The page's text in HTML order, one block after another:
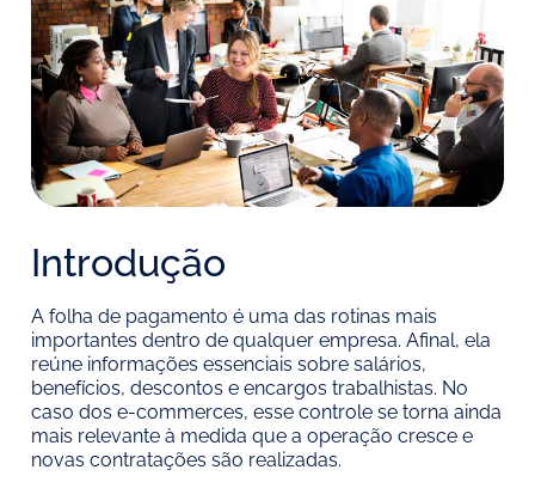
Introdução
A folha de pagamento é uma das rotinas mais
importantes dentro de qualquer empresa. Afinal, ela
reúne informações essenciais sobre salários,
benefícios, descontos e encargos trabalhistas. No
caso dos e-commerces, esse controle se torna ainda
mais relevante à medida que a operação cresce e
novas contratações são realizadas.